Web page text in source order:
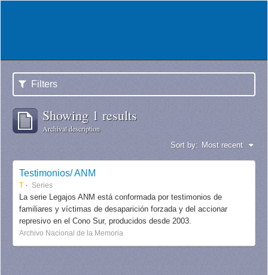
Filters
Showing 1 results
Archival description
Sort by: Most recent
Testimonios/ ANM
T Series
La serie Legajos ANM está conformada por testimonios de
familiares y víctimas de desaparición forzada y del accionar
represivo en el Cono Sur, producidos desde 2003.
Archivo Nacional de la Memoria